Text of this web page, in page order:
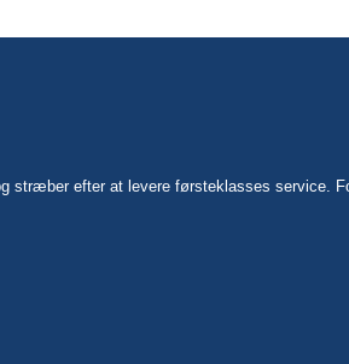
stræber efter at levere førsteklasses service.